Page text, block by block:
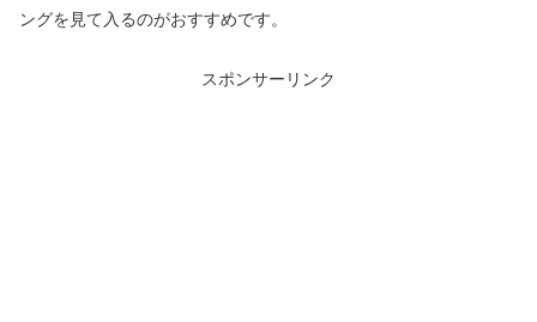
ングを見て入るのがおすすめです。
スポンサーリンク